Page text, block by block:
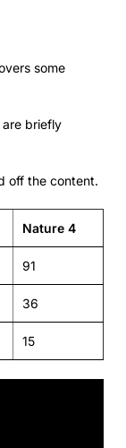
some
are briefly
off the content.
Nature 4
91
36
15